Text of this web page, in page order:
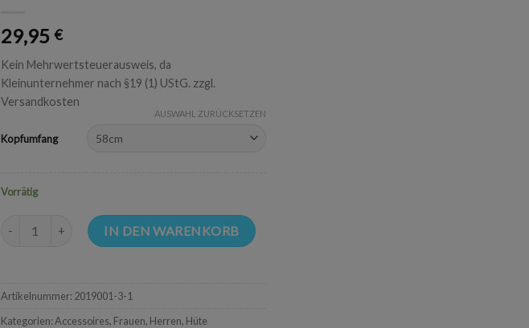
29,95 €
Kein Mehrwertsteuerausweis, da
Kleinunternehmer nach §19 (1) UStG. zzgl.
Versandkosten
Kopfumfang
AUSWAHL ZURÜCKSETZEN
Vorrätig
Mountain Wonderworld Alpenhut Filzhut unisex Menge
IN DEN WARENKORB
Artikelnummer: 2019001-3-1
Kategorien:Accessoires, Frauen, Herren, Hüte